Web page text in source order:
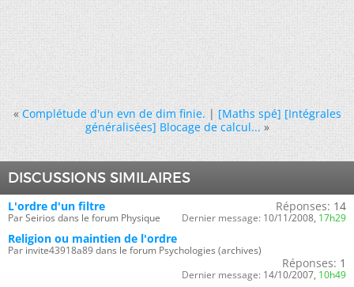
« Complétude d'un evn de dim finie.|[Maths spé] [Intégrales
généralisées] Blocage de calcul... »
DISCUSSIONS SIMILAIRES
L'ordre d'un filtre
Par Seirios dans le forum Physique
Réponses: 14
Dernier message: 10/11/2008, 17h29
Religion ou maintien de l'ordre
Par invite43918a89 dans le forum Psychologies (archives)
Réponses: 1
Dernier message: 14/10/2007, 10h49